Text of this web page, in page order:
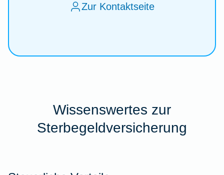
Zur Kontaktseite
Wissenswertes zur
Sterbegeldversicherung